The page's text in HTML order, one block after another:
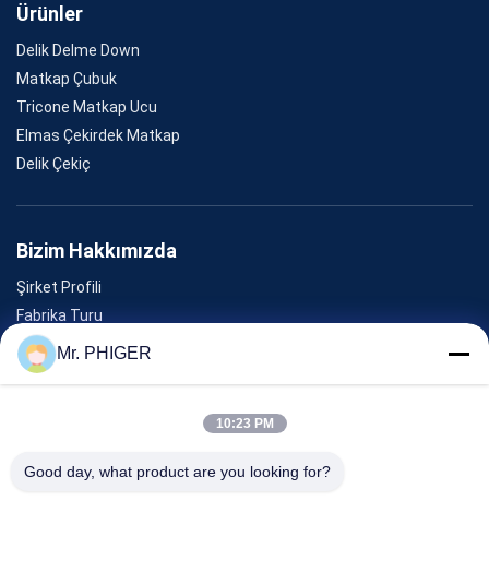
Ürünler
Delik Delme Down
Matkap Çubuk
Tricone Matkap Ucu
Elmas Çekirdek Matkap
Delik Çekiç
Bizim Hakkımızda
Şirket Profili
Fabrika Turu
Kalite Kontrolü
Site Haritası
Mr. PHIGER
10:23 PM
Good day, what product are you looking for?